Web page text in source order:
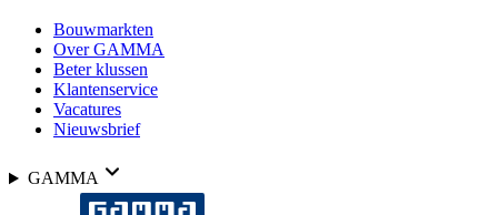
Bouwmarkten
Over GAMMA
Beter klussen
Klantenservice
Vacatures
Nieuwsbrief
GAMMA